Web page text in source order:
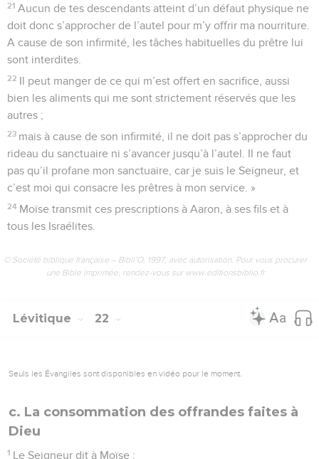
21 Aucun de tes descendants atteint d’un défaut physique ne
doit donc s’approcher de l’autel pour m’y offrir ma nourriture.
A cause de son infirmité, les tâches habituelles du prêtre lui
sont interdites.
22 Il peut manger de ce qui m’est offert en sacrifice, aussi
bien les aliments qui me sont strictement réservés que les
autres ;
23 mais à cause de son infirmité, il ne doit pas s’approcher du
rideau du sanctuaire ni s’avancer jusqu’à l’autel. Il ne faut
pas qu’il profane mon sanctuaire, car je suis le Seigneur, et
c’est moi qui consacre les prêtres à mon service. »
24 Moïse transmit ces prescriptions à Aaron, à ses fils et à
tous les Israélites.
© Société biblique française – Bibli’O, 1997, avec autorisation. Pour vous procurer
une Bible imprimée, rendez-vous sur www.editionsbiblio.fr
Lévitique 22
Seuls les Évangiles sont disponibles en vidéo pour le moment.
c. La consommation des offrandes faites à
Dieu
1 Le Seigneur dit à Moïse :